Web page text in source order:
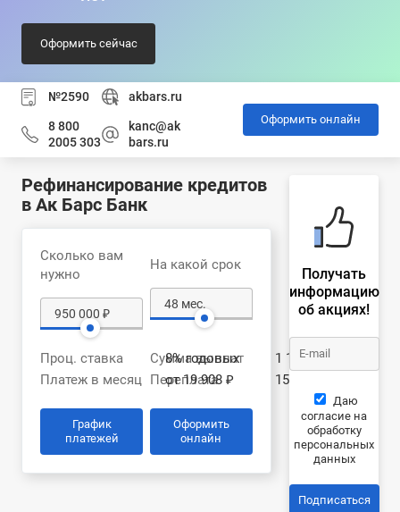
Оформить сейчас
№2590 akbars.ru
8 800
2005 303
kanc@ak
bars.ru
Оформить онлайн
Рефинансирование кредитов
в Ак Барс Банк
Сколько вам
нужно
На какой срок
Проц. ставка
8% годовых
Платеж в месяц
от 19 908 ₽
Сумма выплат
1 105 165 ₽
Переплата
155 165 ₽
График
платежей
Оформить
онлайн
Получать
информацию
об акциях!
Даю
согласие на
обработку
персональных
данных
Подписаться